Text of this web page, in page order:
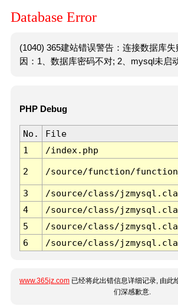
Database Error
(1040) 365建站错误警告：连接数据库
因：1、数据库密码不对; 2、mysql未启动
PHP Debug
No. File
1
/index.php
2 /source/function/
3 /source/class/
4
/source/class/
5
/source/class/
6
/source/class/
www.365jz.com 已经将此出错信息详细记录, 由此
们深感歉意.